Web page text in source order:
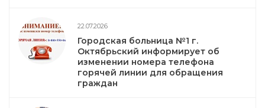
22.07.2026
Городская больница №1 г.
Октябрьский информирует об
изменении номера телефона
горячей линии для обращения
граждан